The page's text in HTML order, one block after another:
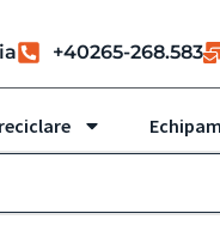
+40265-268.583